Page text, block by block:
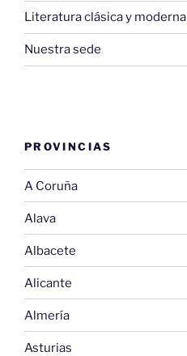
Literatura clásica y moderna
Nuestra sede
PROVINCIAS
A Coruña
Alava
Albacete
Alicante
Almería
Asturias